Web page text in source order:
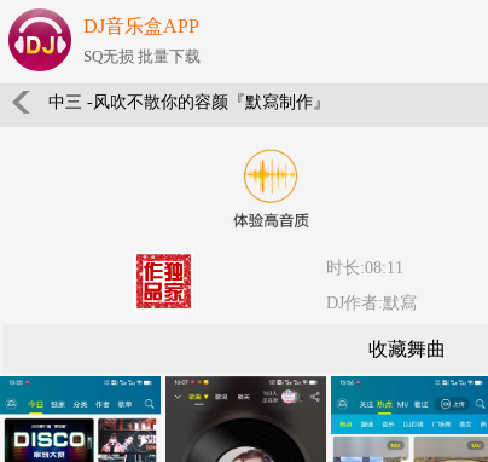
DJ音乐盒APP
SQ无损 批量下载
中三 -风吹不散你的容颜『默寫制作』
时长:08:11
DJ作者:默寫
收藏舞曲